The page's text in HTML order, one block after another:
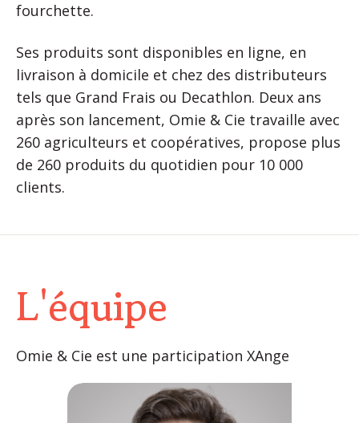
fourchette.
Ses produits sont disponibles en ligne, en
livraison à domicile et chez des distributeurs
tels que Grand Frais ou Decathlon. Deux ans
après son lancement, Omie & Cie travaille avec
260 agriculteurs et coopératives, propose plus
de 260 produits du quotidien pour 10 000
clients.
L'équipe
Omie & Cie est une participation XAnge